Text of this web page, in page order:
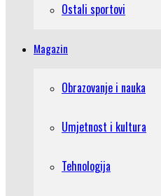
Ostali sportovi
Magazin
Obrazovanje i nauka
Umjetnost i kultura
Tehnologija